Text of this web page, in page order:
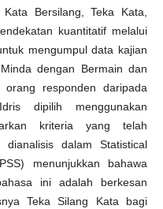
Bersilang, Teka Kata,
kuantitatif melalui
mengumpul data kajian
dengan Bermain dan
responden daripada
dipilih menggunakan
kriteria yang telah
dalam Statistical
menunjukkan bahawa
ini adalah berkesan
Teka Silang Kata bagi